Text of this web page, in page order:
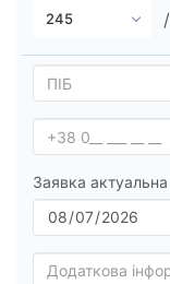
Заявка актуальна